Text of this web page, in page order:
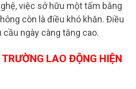
việc sở hữu một tấm bằng
còn là điều khó khăn. Điều
cầu ngày càng tăng cao.
LAO ĐỘNG HIỆN